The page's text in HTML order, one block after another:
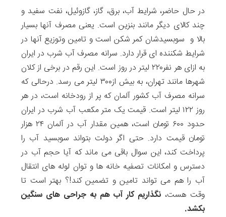
در حال حاضر، شرایط آب، برق، گاز، گازوئیل، نفت سفید و
چند کالای دیگر مانند بنزین است. یعنی مصرف آنها بسیار
بالا و سوبسیدشان کمر شکن است و تامین وتوزیع آنها در
شرایط شکننده ای قرار دارد. سرانه مصرف آب شرب در ایران
به ازای هر نفر۲۲۰ لیتر در روز است. این رقم در برخی از کلان
شهرها مانند تهران، به بیش از۳۰۰ لیتر می رسد. درحالی که
سرانه مصرف آب کشور آلمان که پر از رودخانه است، در هر
روز ۱۲۲ لیتر است. قیمت یک متر مکعب آب شرب در ایران
حدود ۶۰۰ تومان است، همین مقدار آب در آلمان ۲۴ هزار
تومان قیمت دارد. حتی اگر دولت بتواند سوبسید آب را
پرداخت کند، این سوال باقی می ماند که آیا حجم آب در
دسترس و امکانات تصفیه خانه ها و توان لوله های انتقال
آب را هم می تواند تامین و تضمین کند!؟ بهتر است تا
وقت هست، نگذاریم کار آب هم به جراحی های سنگین
بکشد.